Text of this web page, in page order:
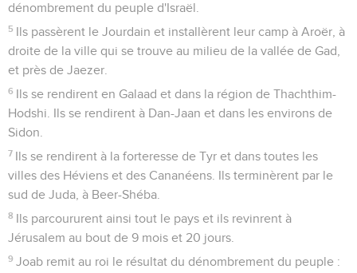
dénombrement du peuple d'Israël.
5 Ils passèrent le Jourdain et installèrent leur camp à Aroër, à
droite de la ville qui se trouve au milieu de la vallée de Gad,
et près de Jaezer.
6 Ils se rendirent en Galaad et dans la région de Thachthim-
Hodshi. Ils se rendirent à Dan-Jaan et dans les environs de
Sidon.
7 Ils se rendirent à la forteresse de Tyr et dans toutes les
villes des Héviens et des Cananéens. Ils terminèrent par le
sud de Juda, à Beer-Shéba.
8 Ils parcoururent ainsi tout le pays et ils revinrent à
Jérusalem au bout de 9 mois et 20 jours.
9 Joab remit au roi le résultat du dénombrement du peuple :